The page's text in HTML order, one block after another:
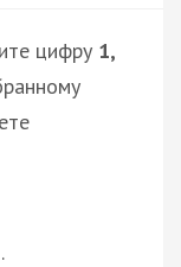
цифру 1,